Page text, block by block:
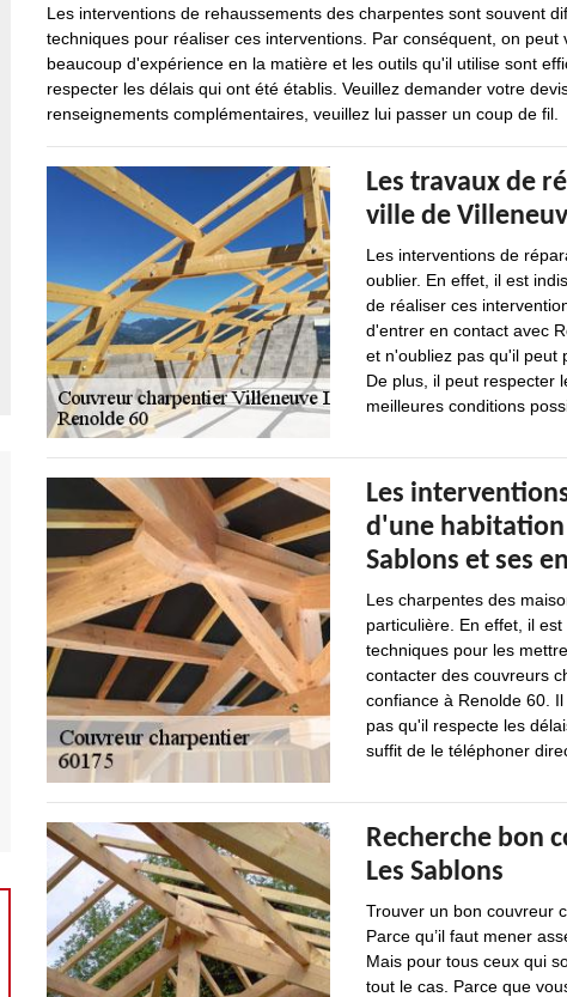
Les interventions de rehaussements des charpentes sont souvent
techniques pour réaliser ces interventions. Par conséquent, on
beaucoup d'expérience en la matière et les outils qu'il utilise sont
respecter les délais qui ont été établis. Veuillez demander votre
renseignements complémentaires, veuillez lui passer un coup de fil.
Les travaux de
ville de
Les interventions de
oublier. En effet, il est
de réaliser ces
d'entrer en contact avec
et n'oubliez pas qu'il peut
De plus, il peut respecter
meilleures conditions
Les
d'une habitation
Sablons et ses
Les charpentes des
particulière. En effet, il
techniques pour les
contacter des couvreurs
confiance à Renolde 60.
pas qu'il respecte les
suffit de le téléphoner
Recherche bon
Les Sablons
Trouver un bon couvreur
Parce qu’il faut mener
Mais pour tous ceux qui
tout le cas. Parce que